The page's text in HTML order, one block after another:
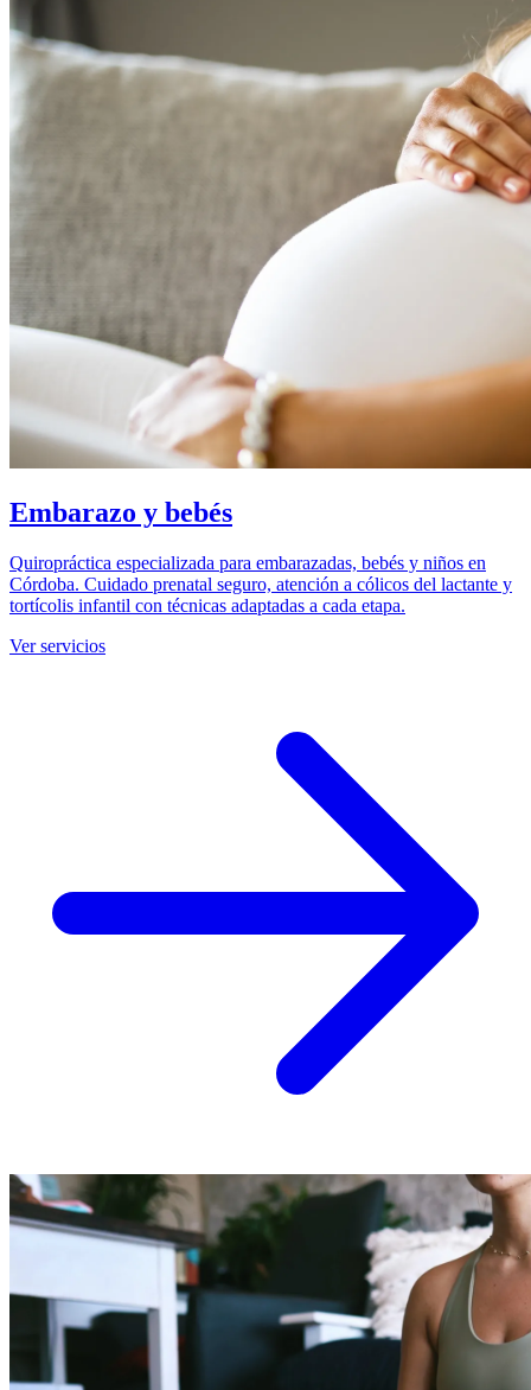
Embarazo y bebés
Quiropráctica especializada para embarazadas, bebés y niños en
Córdoba. Cuidado prenatal seguro, atención a cólicos del lactante y
tortícolis infantil con técnicas adaptadas a cada etapa.
Ver servicios